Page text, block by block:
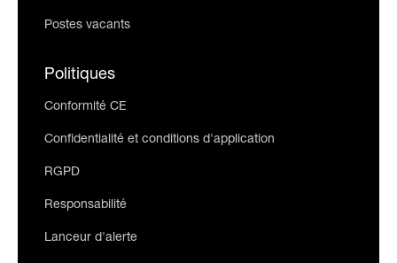
Postes vacants
Politiques
Conformité CE
Confidentialité et conditions d'application
RGPD
Responsabilité
Lanceur d'alerte